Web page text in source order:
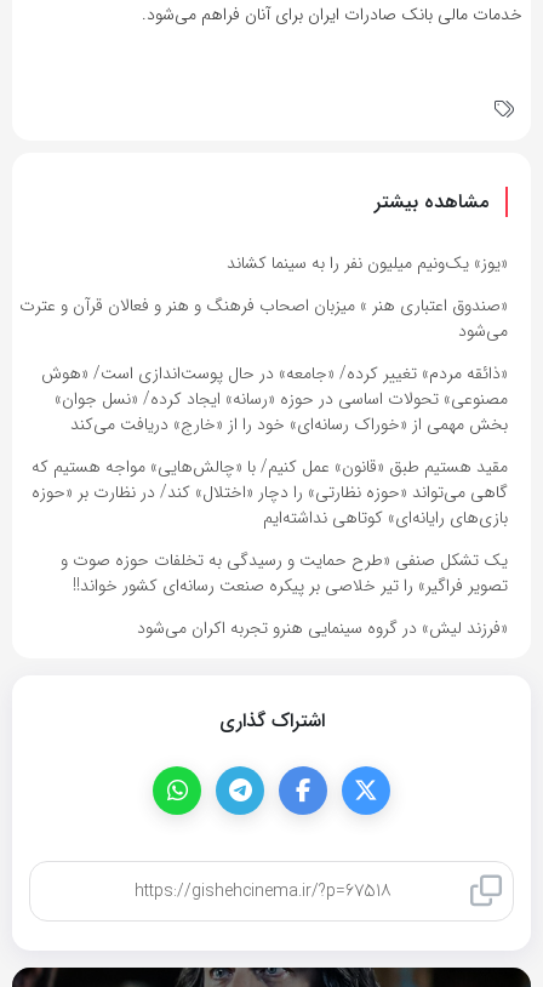
خدمات مالی بانک صادرات ایران برای آنان فراهم می‌شود.
مشاهده بیشتر
«یوز» یک‌ونیم میلیون نفر را به سینما کشاند
«صندوق اعتباری هنر » میزبان اصحاب فرهنگ و هنر و فعالان قرآن و عترت
می‌شود
«ذائقه مردم» تغییر کرده/ «جامعه» در حال پوست‌اندازی است/ «هوش
مصنوعی» تحولات اساسی در حوزه «رسانه» ایجاد کرده/ «نسل جوان»
بخش مهمی از «خوراک رسانه‌ای» خود را از «خارج» دریافت می‌کند
مقید هستیم طبق «قانون» عمل کنیم/ با «چالش‌هایی» مواجه هستیم که
گاهی می‌تواند «حوزه نظارتی» را دچار «اختلال» کند/ در نظارت بر «حوزه
بازی‌های رایانه‌ای» کوتاهی نداشته‌ایم
یک تشکل‌ صنفی «طرح حمایت و رسیدگی به تخلفات حوزه صوت و
تصویر فراگیر» را تیر خلاصی بر پیکره صنعت رسانه‌ای کشور خواند!!
«فرزند لیش» در گروه سینمایی هنرو تجربه اکران می‌شود
اشتراک گذاری